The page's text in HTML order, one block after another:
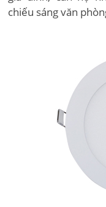
chiếu sáng văn